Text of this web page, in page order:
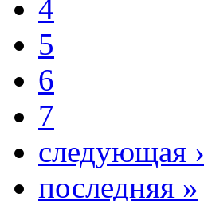
4
5
6
7
следующая ›
последняя »